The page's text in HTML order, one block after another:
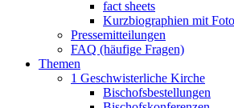
fact sheets
Kurzbiographien mit
Pressemitteilungen
FAQ (häufige Fragen)
Themen
1 Geschwisterliche Kirche
Bischofsbestellungen